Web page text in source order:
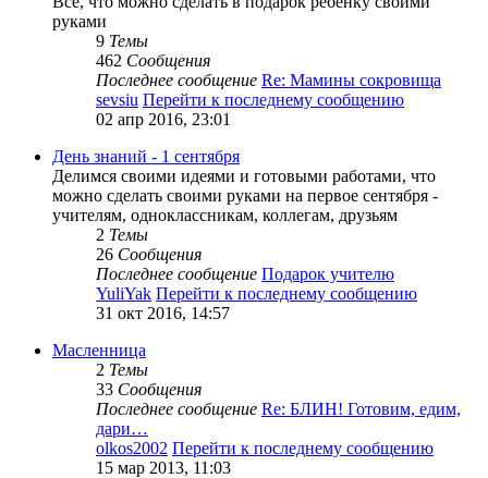
руками
9 Темы
462 Сообщения
Последнее сообщение Re: Мамины сокровища
sevsiu Перейти к последнему сообщению
02 апр 2016, 23:01
День знаний - 1 сентября
Делимся своими идеями и готовыми работами, что
можно сделать своими руками на первое сентября -
учителям, одноклассникам, коллегам, друзьям
2 Темы
26 Сообщения
Последнее сообщение Подарок учителю
YuliYak Перейти к последнему сообщению
31 окт 2016, 14:57
Масленница
2 Темы
33 Сообщения
Последнее сообщение Re: БЛИН! Готовим, едим,
дари…
olkos2002 Перейти к последнему сообщению
15 мар 2013, 11:03